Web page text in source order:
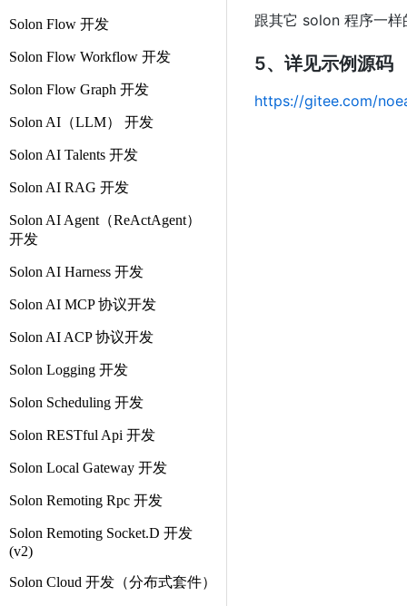
Solon Flow 开发
Solon Flow Workflow 开发
Solon Flow Graph 开发
Solon AI（LLM） 开发
Solon AI Talents 开发
Solon AI RAG 开发
Solon AI Agent（ReActAgent）
开发
Solon AI Harness 开发
Solon AI MCP 协议开发
Solon AI ACP 协议开发
Solon Logging 开发
Solon Scheduling 开发
Solon RESTful Api 开发
Solon Local Gateway 开发
Solon Remoting Rpc 开发
Solon Remoting Socket.D 开发
(v2)
Solon Cloud 开发（分布式套件）
跟其它 solon 程序一
5、详见示例源码
https://gitee.com/